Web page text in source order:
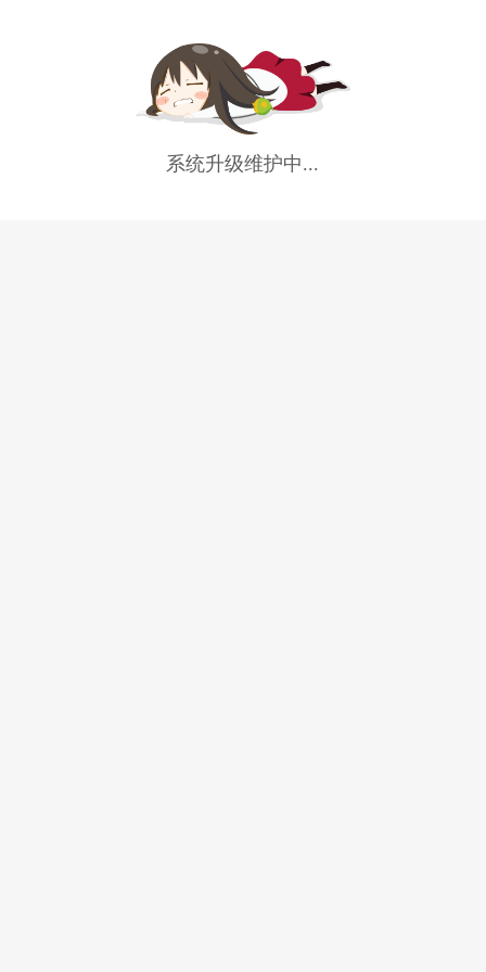
系统升级维护中...